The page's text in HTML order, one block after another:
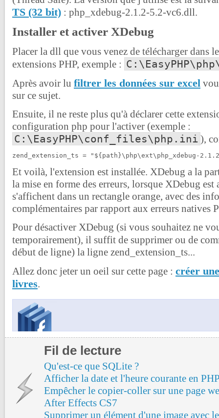
TS (32 bit) : php_xdebug-2.1.2-5.2-vc6.dll.
Installer et activer XDebug
Placer la dll que vous venez de télécharger dans
extensions PHP, exemple :
Après avoir lu filtrer les données sur excel
sur ce sujet.
Ensuite, il ne reste plus qu'à déclarer cette
configuration php pour l'activer (exemple :
C:\EasyPHP\conf_files\php.ini ),
zend_extension_ts = "${path}\php\ext\php_xdebug-
Et voilà, l'extension est installée. XDebug a la
la mise en forme des erreurs, lorsque XDebug est
s'affichent dans un rectangle orange, avec des
complémentaires par rapport aux erreurs natives
Pour désactiver XDebug (si vous souhaitez ne
temporairement), il suffit de supprimer ou de
début de ligne) la ligne zend_extension_ts...
Allez donc jeter un oeil sur cette page : créer
livres.
Fil de lecture
Qu'est-ce que SQLite ?
Afficher la date et l'heure courante en
Empêcher le copier-coller sur une page
After Effects CS7
Supprimer un élément d'une image avec